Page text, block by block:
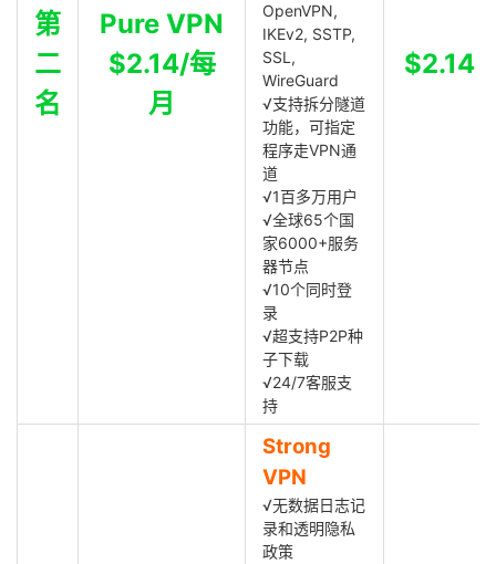
第
二
名
Pure VPN
$2.14/每
月
OpenVPN,
IKEv2, SSTP,
SSL,
WireGuard
√支持拆分隧道
功能，可指定
程序走VPN通
道
√1百多万用户
√全球65个国
家6000+服务
器节点
√10个同时登
录
√超支持P2P种
子下载
√24/7客服支
持
$2.14
Strong
VPN
√无数据日志记
录和透明隐私
政策